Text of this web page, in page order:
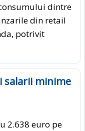
dintre
din retail
potrivit
salarii minime
2.638 euro pe